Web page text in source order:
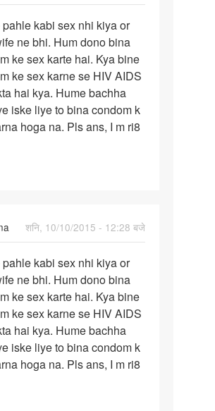
pahle kabi sex nhi kiya or
ne bhi. Hum dono bina
ke sex karte hai. Kya bine
ke sex karne se HIV AIDS
hai kya. Hume bachha
iske liye to bina condom k
hoga na. Pls ans, I m ri8
शनि, 10/10/2015 - 12:28 बजे
pahle kabi sex nhi kiya or
ne bhi. Hum dono bina
ke sex karte hai. Kya bine
ke sex karne se HIV AIDS
hai kya. Hume bachha
iske liye to bina condom k
hoga na. Pls ans, I m ri8